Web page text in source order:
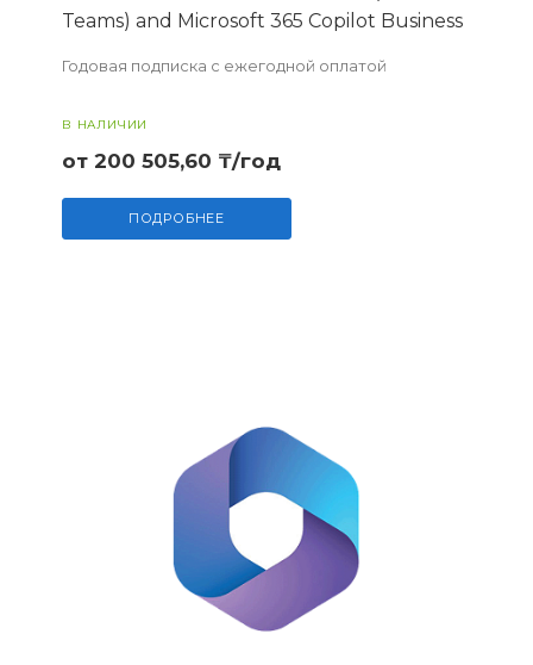
Teams) and Microsoft 365 Copilot Business
Годовая подписка с ежегодной оплатой
В НАЛИЧИИ
от 200 505,60 ₸/год
ПОДРОБНЕЕ